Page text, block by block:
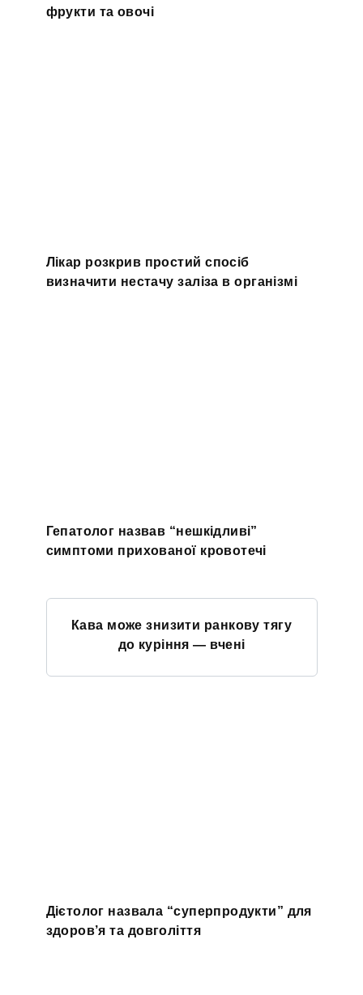
фрукти та овочі
Лікар розкрив простий спосіб
визначити нестачу заліза в організмі
Гепатолог назвав “нешкідливі”
симптоми прихованої кровотечі
Кава може знизити ранкову тягу
до куріння — вчені
Дієтолог назвала “суперпродукти” для
здоров’я та довголіття